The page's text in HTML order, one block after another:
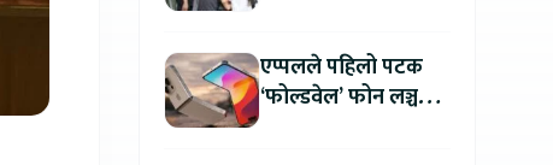
एप्पलले पहिलो पटक
‘फोल्डवेल’ फोन लञ्च